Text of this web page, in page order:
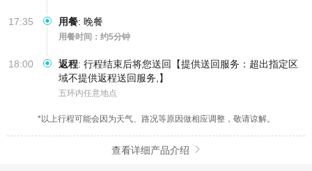
17:35 用餐: 晚餐
用餐时间：约5分钟
18:00 返程: 行程结束后将您送回【提供送回服务：超出指定区
域不提供返程送回服务,】
五环内任意地点
*以上行程可能会因为天气、路况等原因做相应调整，敬请谅解。
查看详细产品介绍 